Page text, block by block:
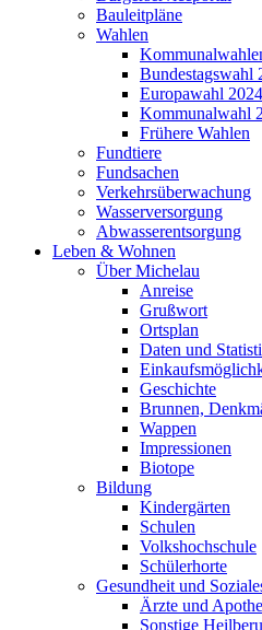
Bauleitpläne
Wahlen
Bundestagswahl
Europawahl 2024
Kommunalwahl
Frühere Wahlen
Fundtiere
Fundsachen
Verkehrsüberwachung
Wasserversorgung
Abwasserentsorgung
Leben & Wohnen
Über Michelau
Anreise
Grußwort
Ortsplan
Daten und
Geschichte
Brunnen,
Wappen
Impressionen
Biotope
Bildung
Kindergärten
Schulen
Volkshochschule
Schülerhorte
Gesundheit und
Ärzte und
Sonstige